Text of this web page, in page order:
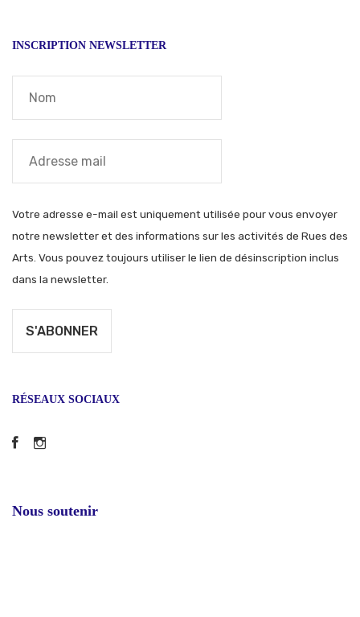
INSCRIPTION NEWSLETTER
Votre adresse e-mail est uniquement utilisée pour vous envoyer
notre newsletter et des informations sur les activités de Rues des
Arts. Vous pouvez toujours utiliser le lien de désinscription inclus
dans la newsletter.
RÉSEAUX SOCIAUX
Facebook
Instagram
Nous soutenir